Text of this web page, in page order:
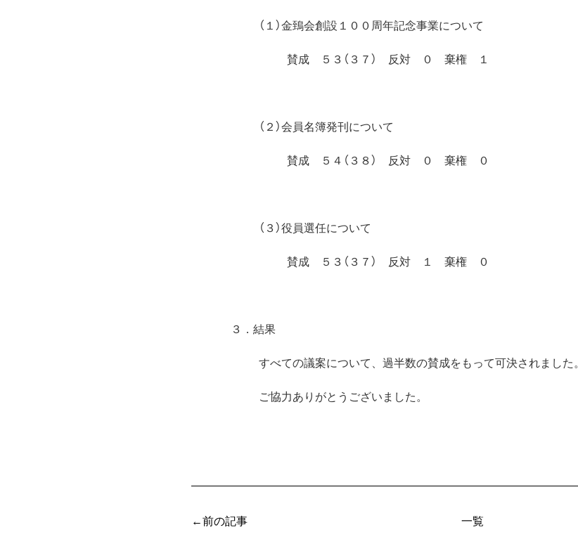
（１）金鵄会創設１００周年記念事業について
賛成 ５３（３７） 反対 ０ 棄権 １
（２）会員名簿発刊について
賛成 ５４（３８） 反対 ０ 棄権 ０
（３）役員選任について
賛成 ５３（３７） 反対 １ 棄権 ０
３．結果
すべての議案について、過半数の賛成をもって可決されました。
ご協力ありがとうございました。
←前の記事 一覧